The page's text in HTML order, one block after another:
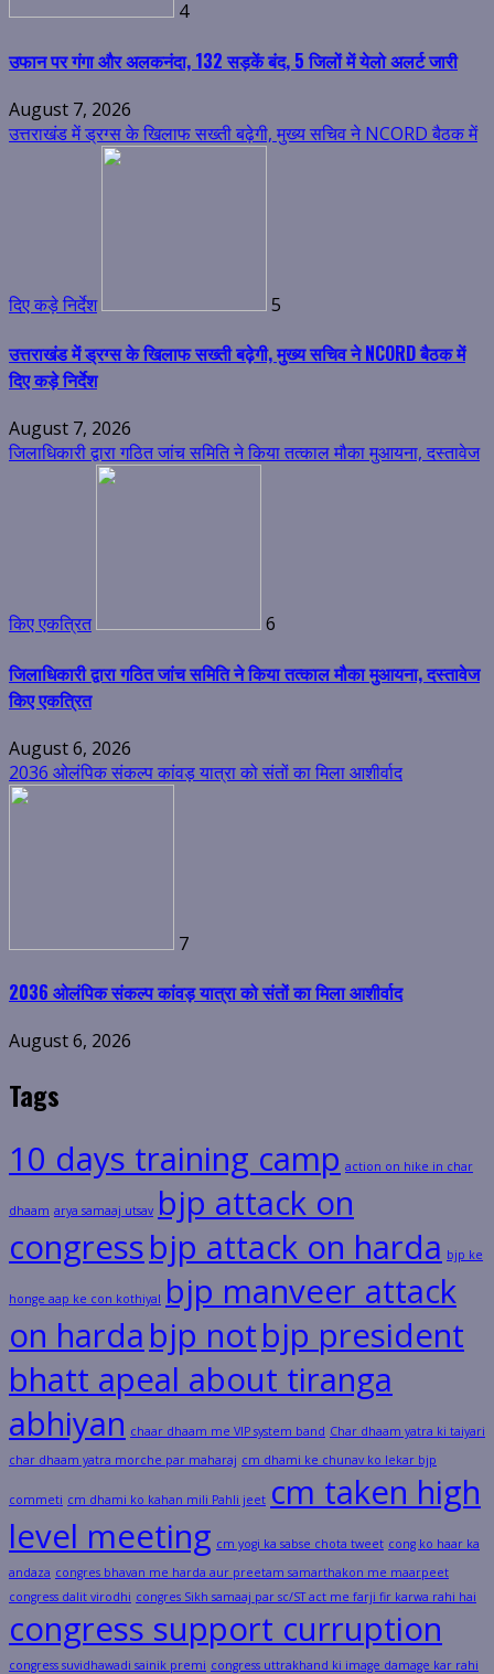
4
उफान पर गंगा और अलकनंदा, 132 सड़कें बंद, 5 जिलों में येलो अलर्ट जारी
August 7, 2026
उत्तराखंड में ड्रग्स के खिलाफ सख्ती बढ़ेगी, मुख्य सचिव ने NCORD बैठक में
दिए कड़े निर्देश 5
उत्तराखंड में ड्रग्स के खिलाफ सख्ती बढ़ेगी, मुख्य सचिव ने NCORD बैठक में
दिए कड़े निर्देश
August 7, 2026
जिलाधिकारी द्वारा गठित जांच समिति ने किया तत्काल मौका मुआयना, दस्तावेज
किए एकत्रित 6
जिलाधिकारी द्वारा गठित जांच समिति ने किया तत्काल मौका मुआयना, दस्तावेज
किए एकत्रित
August 6, 2026
2036 ओलंपिक संकल्प कांवड़ यात्रा को संतों का मिला आशीर्वाद
7
2036 ओलंपिक संकल्प कांवड़ यात्रा को संतों का मिला आशीर्वाद
August 6, 2026
Tags
10 days training camp action on hike in char
dhaam arya samaaj utsav bjp attack on
congressbjp attack on harda bjp ke
honge aap ke con kothiyal bjp manveer attack
on harda bjp notbjp president
bhatt apeal about tiranga
abhiyan chaar dhaam me VIP system band Char dhaam yatra ki taiyari
char dhaam yatra morche par maharaj cm dhami ke chunav ko lekar bjp
commeti cm dhami ko kahan mili Pahli jeet cm taken high
level meeting cm yogi ka sabse chota tweet cong ko haar ka
andaza congres bhavan me harda aur preetam samarthakon me maarpeet
congress dalit virodhi congres Sikh samaaj par sc/ST act me farji fir karwa rahi hai
congress support curruption
congress suvidhawadi sainik premi congress uttrakhand ki image damage kar rahi